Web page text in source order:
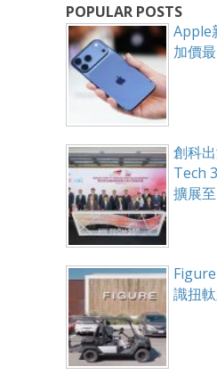
POPULAR POSTS
Apple
加價
創科
Tech
擴展
識扭